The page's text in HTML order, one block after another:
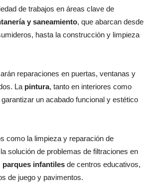
de trabajos en áreas clave de
y saneamiento, que abarcan desde
hasta la construcción y limpieza
reparaciones en puertas, ventanas y
La pintura, tanto en interiores como
un acabado funcional y estético
como la limpieza y reparación de
solución de problemas de filtraciones en
parques infantiles de centros educativos,
de juego y pavimentos.